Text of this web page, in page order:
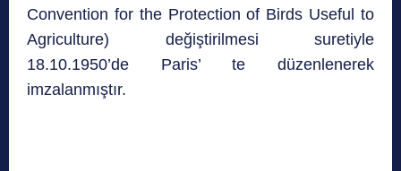
Convention for the Protection of Birds Useful to
Agriculture) değiştirilmesi suretiyle
18.10.1950’de Paris’ te düzenlenerek
imzalanmıştır.